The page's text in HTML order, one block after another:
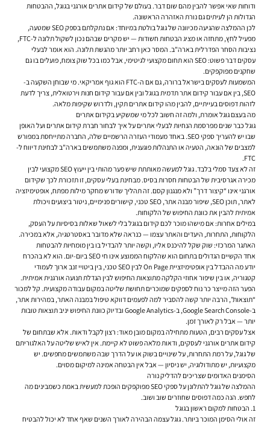
ודוחות שאי אפשר להבין מהם שום דבר. בעולם של קידום אתרים אורגני בגוגל, ההבטחות
הגדולות הן לעיתים גם נורת האזהרה הראשונה.
לכן ההמלצה שהגיעה מכיוונה של גוגל בולטת במיוחד: אם נתקלתם בספק SEO שמטעה,
מפעיל לחץ, מתחזה או מציג הבטחות חשודות — יש מקרים שבהם נכון לשקול תלונה ל-FTC,
נציבות הסחר הפדרלית בארה"ב. המסר כאן רחב יותר מהגשת תלונה. הוא אומר לבעלי
עסקים דבר פשוט: SEO הוא תחום מקצועי לגיטימי, אבל כמו בכל שוק צומח, פועלים בו גם
שחקנים מפוקפקים.
המשמעות לעסקים בישראל ברורה, גם אם ה-FTC הוא גוף אמריקאי. מי שבוחן השקעה ב-
SEO, בין אם עבור קידום אתר תדמית בגוגל ובין אם עבור קידום חנות וירטואלית, צריך לדעת
לזהות דפוסים בעייתיים, להבין מהו קידום אתרים תקין, ולדרוש שקיפות מלאה.
מה בעצם גוגל אומרת, ולמה זה חשוב לכל מי שמשקיע בקידום אתרים
גוגל כבר שנים מפרסמת הנחיות לבעלי אתרים על איך לבחור חברת קידום אתרים ועל האופן
שבו יש להעריך ספקי SEO. באחד מעמודי העזרה הרשמיים שלה, החברה מתייחסת במפורש
למצבים של הונאה, הטעיה או התנהלות פוגענית, ומפנה משתמשים בארה"ב לבחינת דיווח ל-
FTC.
זה לא צעד סמלי בלבד. גוגל למעשה מאותתת שיש פער מהותי בין ייעוץ SEO מקצועי לבין
מכירה אגרסיבית של הבטחות חסרות בסיס. מבחינת בעלי עסקים, זו תזכורת לכך שקידום
אורגני אינו “קיצור דרך” ולא מנגנון קסם. זה תהליך שדורש מחקר מילות מפתח, אופטימיזציה
לאתר, תוכן SEO, שיפור מבנה אתר, SEO טכני, קישורים פנימיים, ניטור ביצועים ויכולת
אמיתית להבין את כוונת החיפוש של הלקוחות.
במילים אחרות: אם מישהו מוכר לכם קידום בגוגל בלי לשאול שאלות בסיסיות על העסק,
הלקוחות, התחרות, היעדים והאתר עצמו — כנראה שלא מדובר באסטרטגיה, אלא במכירה.
האתגר המרכזי: שוק שקל להיכנס אליו, וקשה יותר להבדיל בו בין מומחיות להבטחות
אחד הקשיים הגדולים בתחום הוא שהלקוח הממוצע אינו חי SEO ביום-יום. הוא לא בהכרח
יודע מה ההבדל בין אופטימיזציית On Page לבין SEO טכני, בין ביטויי זנב ארוך לעמודי
קטגוריה, או בין שיפור אחוזי הקלקה מתוצאות החיפוש לבין הגדלת תנועה אורגנית אמיתית.
הפער הזה מייצר כר נוח לספקים שמוכרים תחושת שליטה במקום עבודה מקצועית. קל למכור
“תוצאות”, הרבה יותר קשה להסביר למה לפעמים דווקא טיפול במבנה האתר, במהירות אתר,
ב-Google Search Console, ב-Google Analytics ובדיוק כוונת החיפוש יניב תוצאות טובות
יותר — אבל רק לאורך זמן.
אצל עסקים רבים, הטעות מתחילה במקום מובן מאוד: רצון לקבל ודאות. אלא שבתחום של
קידום אתרים אורגני לעסקים, ודאות מלאה פשוט לא קיימת. אין לאיש שליטה על האלגוריתם
של גוגל, על רמת התחרות, על שינויים בשוק או על הדרך שבה משתמשים מחפשים. יש
מקצועיות, יש מתודולוגיה, יש ניסיון — אבל אין הבטחה אמינה למיקום מסוים.
הסימנים האדומים שצריכים להדליק נורה
ההמלצה של גוגל להתלונן על ספקי SEO מפוקפקים הופכת למעשית באמת כשמבינים מה
לחפש. הנה כמה דפוסים שחוזרים שוב ושוב.
1. הבטחות למקום ראשון בגוגל
זה אולי הסימן המוכר ביותר. גוגל עצמה הבהירה לאורך השנים שאף אחד לא יכול להבטיח